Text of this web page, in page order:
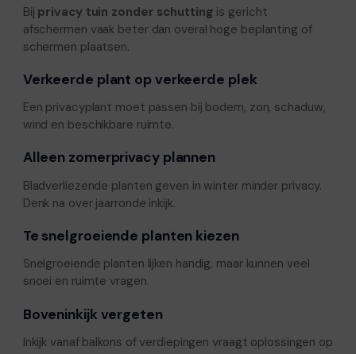
Bij privacy tuin zonder schutting is gericht
afschermen vaak beter dan overal hoge beplanting of
schermen plaatsen.
Verkeerde plant op verkeerde plek
Een privacyplant moet passen bij bodem, zon, schaduw,
wind en beschikbare ruimte.
Alleen zomerprivacy plannen
Bladverliezende planten geven in winter minder privacy.
Denk na over jaarronde inkijk.
Te snelgroeiende planten kiezen
Snelgroeiende planten lijken handig, maar kunnen veel
snoei en ruimte vragen.
Boveninkijk vergeten
Inkijk vanaf balkons of verdiepingen vraagt oplossingen op